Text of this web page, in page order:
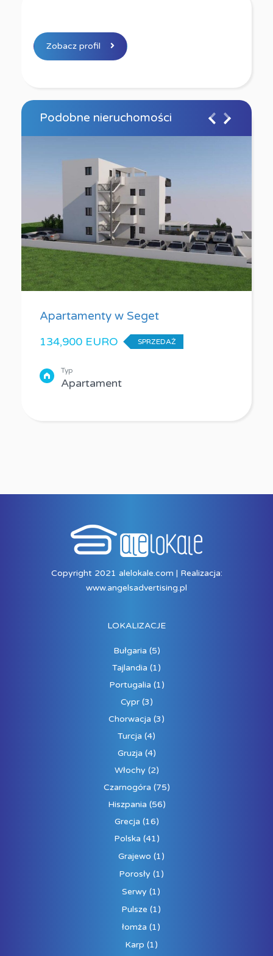
Zobacz profil
Podobne nieruchomości
Apartamenty w Seget
134,900 EURO
SPRZEDAŻ
Typ
Apartament
Copyright 2021 alelokale.com | Realizacja:
www.angelsadvertising.pl
LOKALIZACJE
Bułgaria (5)
Tajlandia (1)
Portugalia (1)
Cypr(3)
Chorwacja (3)
Turcja (4)
Gruzja (4)
Włochy (2)
Czarnogóra (75)
Hiszpania (56)
Grecja (16)
Polska (41)
Grajewo (1)
Porosły (1)
Serwy (1)
Pulsze (1)
łomża (1)
Karp (1)